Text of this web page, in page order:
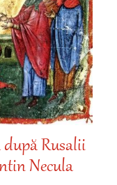
după Rusalii
Necula